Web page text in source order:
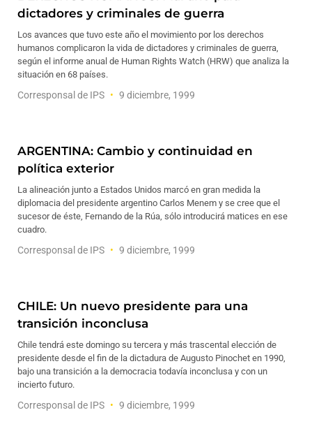
dictadores y criminales de guerra
Los avances que tuvo este año el movimiento por los derechos
humanos complicaron la vida de dictadores y criminales de guerra,
según el informe anual de Human Rights Watch (HRW) que analiza la
situación en 68 países.
Corresponsal de IPS 9 diciembre, 1999
ARGENTINA: Cambio y continuidad en
política exterior
La alineación junto a Estados Unidos marcó en gran medida la
diplomacia del presidente argentino Carlos Menem y se cree que el
sucesor de éste, Fernando de la Rúa, sólo introducirá matices en ese
cuadro.
Corresponsal de IPS 9 diciembre, 1999
CHILE: Un nuevo presidente para una
transición inconclusa
Chile tendrá este domingo su tercera y más trascental elección de
presidente desde el fin de la dictadura de Augusto Pinochet en 1990,
bajo una transición a la democracia todavía inconclusa y con un
incierto futuro.
Corresponsal de IPS 9 diciembre, 1999